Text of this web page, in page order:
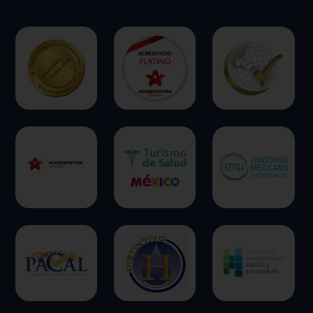
Permitir todas
Sistema de personalización de cookies
Cookies dirigidas
Cookies de funcionalidad
Cookies de rendimiento